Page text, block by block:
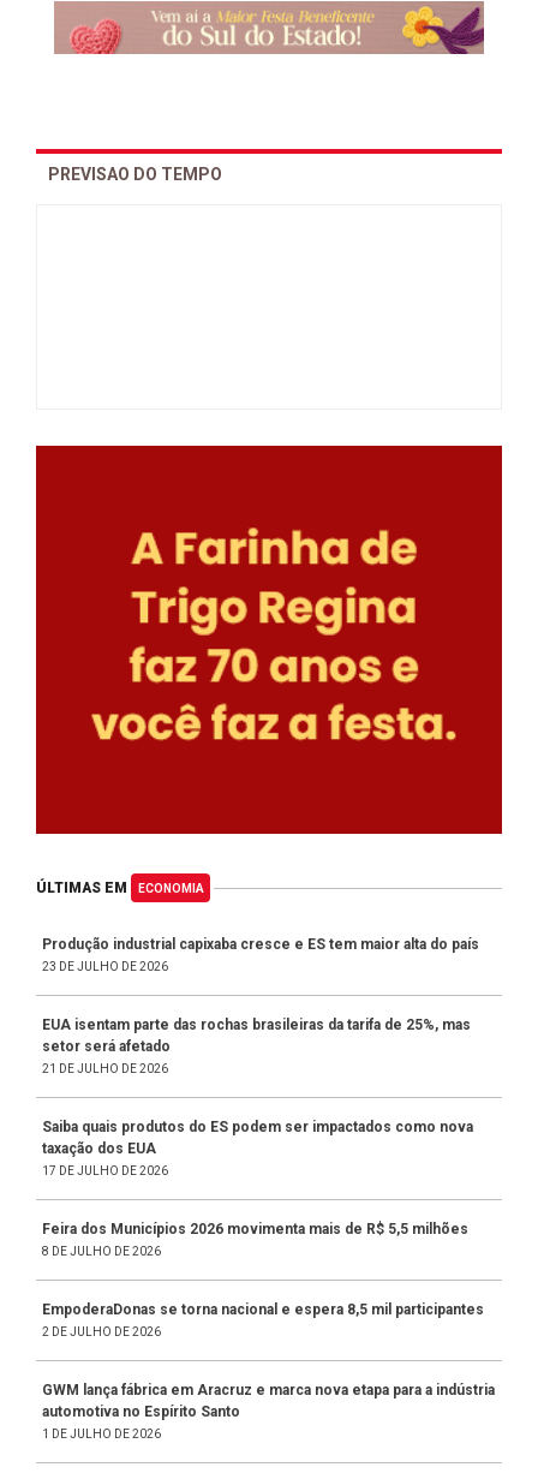
PREVISAO DO TEMPO
ÚLTIMAS EM ECONOMIA
Produção industrial capixaba cresce e ES tem maior alta do país
23 DE JULHO DE 2026
EUA isentam parte das rochas brasileiras da tarifa de 25%, mas
setor será afetado
21 DE JULHO DE 2026
Saiba quais produtos do ES podem ser impactados como nova
taxação dos EUA
17 DE JULHO DE 2026
Feira dos Municípios 2026 movimenta mais de R$ 5,5 milhões
8 DE JULHO DE 2026
EmpoderaDonas se torna nacional e espera 8,5 mil participantes
2 DE JULHO DE 2026
GWM lança fábrica em Aracruz e marca nova etapa para a indústria
automotiva no Espírito Santo
1 DE JULHO DE 2026